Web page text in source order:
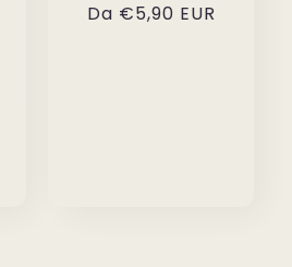
Prezzo
Da €5,90 EUR